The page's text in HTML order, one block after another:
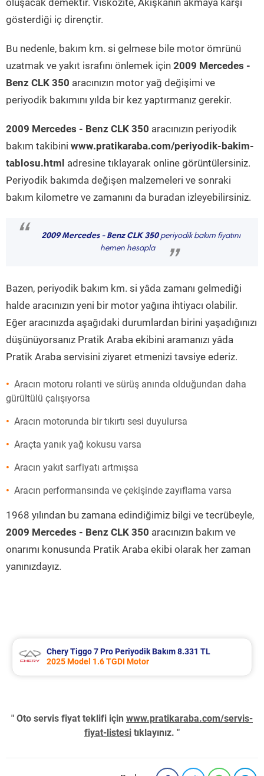
oluşacak demektir. Viskozite, Akışkanın akmaya karşı
gösterdiği iç dirençtir.
Bu nedenle, bakım km. si gelmese bile motor ömrünü
uzatmak ve yakıt israfını önlemek için 2009 Mercedes -
Benz CLK 350 aracınızın motor yağ değişimi ve
periyodik bakımını yılda bir kez yaptırmanız gerekir.
2009 Mercedes - Benz CLK 350 aracınızın periyodik
bakım takibini www.pratikaraba.com/periyodik-bakim-
tablosu.html adresine tıklayarak online görüntülersiniz.
Periyodik bakımda değişen malzemeleri ve sonraki
bakım kilometre ve zamanını da buradan izleyebilirsiniz.
“ 2009 Mercedes - Benz CLK 350periyodik bakım fiyatını
hemen hesapla
”
Bazen, periyodik bakım km. si yâda zamanı gelmediği
halde aracınızın yeni bir motor yağına ihtiyacı olabilir.
Eğer aracınızda aşağıdaki durumlardan birini yaşadığınızı
düşünüyorsanız Pratik Araba ekibini aramanızı yâda
Pratik Araba servisini ziyaret etmenizi tavsiye ederiz.
Aracın motoru rolanti ve sürüş anında olduğundan daha
gürültülü çalışıyorsa
Aracın motorunda bir tıkırtı sesi duyulursa
Araçta yanık yağ kokusu varsa
Aracın yakıt sarfiyatı artmışsa
Aracın performansında ve çekişinde zayıflama varsa
1968 yılından bu zamana edindiğimiz bilgi ve tecrübeyle,
2009 Mercedes - Benz CLK 350 aracınızın bakım ve
onarımı konusunda Pratik Araba ekibi olarak her zaman
yanınızdayız.
Tiggo 7 Pro Periyodik Bakım 8.331 TL
1.6 TGDI Motor
" Oto servis fiyat teklifi için www.pratikaraba.com/servis-
fiyat-listesi tıklayınız. "